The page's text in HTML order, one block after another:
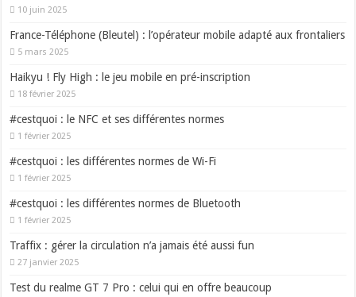
10 juin 2025
France-Téléphone (Bleutel) : l’opérateur mobile adapté aux frontaliers
5 mars 2025
Haikyu ! Fly High : le jeu mobile en pré-inscription
18 février 2025
#cestquoi : le NFC et ses différentes normes
1 février 2025
#cestquoi : les différentes normes de Wi-Fi
1 février 2025
#cestquoi : les différentes normes de Bluetooth
1 février 2025
Traffix : gérer la circulation n’a jamais été aussi fun
27 janvier 2025
Test du realme GT 7 Pro : celui qui en offre beaucoup